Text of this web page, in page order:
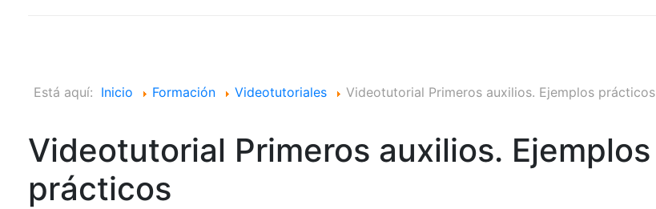
Está aquí: Inicio Formación Videotutoriales Videotutorial Primeros auxilios. Ejemplos prácticos
Videotutorial Primeros auxilios. Ejemplos
prácticos